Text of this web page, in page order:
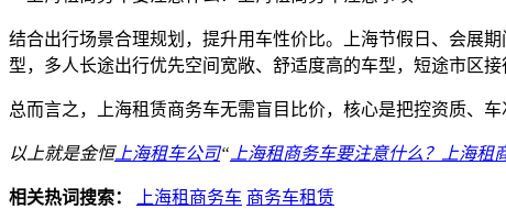
结合出行场景合理规划，提升用车性价比。上海节假日、会展
型，多人长途出行优先空间宽敞、舒适度高的车型，短途市区
总而言之，上海租赁商务车无需盲目比价，核心是把控资质、
以上就是金恒上海租车公司“ 上海租商务车要注意什么？上海租
相关热词搜索： 上海租商务车 商务车租赁